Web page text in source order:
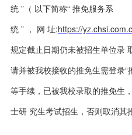
统 ”（ 以下简称“ 推免服务系
统 ” ， 网 址:https://
规定截止日期仍未被招生单位录
请并被我校接收的推免生需登录
等手续，已被我校录取的推免生
士研 究生考试招生，否则取消其